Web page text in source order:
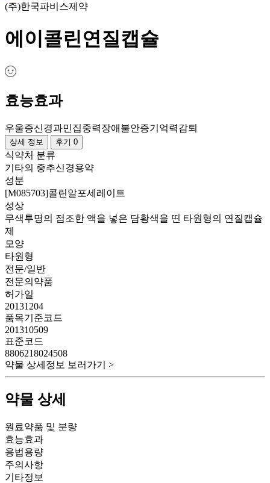
(주)한국파비스제약
에이콜린연질캡슐
효능효과
우울증신경과민집중력장애 불안증기억력감퇴
상세 정보 후기 0
식약처 분류
기타의 중추신경용약
성분
[M085703]콜린알포세레이트
성상
무색투명의 점조한 액을 넣은 담황색을 띤 타원형의 연질캡슐
제
모양
타원형
전문/일반
전문의약품
허가일
20131204
품목기준코드
201310509
표준코드
8806218024508
약물 상세정보 보러가기 >
약물 상세
원료약품 및 분량
효능효과
용법용량
주의사항
기타정보